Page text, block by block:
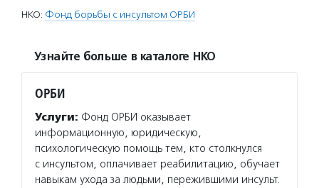
НКО: Фонд борьбы с инсультом ОРБИ
Узнайте больше в каталоге НКО
ОРБИ
Услуги: Фонд ОРБИ оказывает
информационную, юридическую,
психологическую помощь тем, кто столкнулся
с инсультом, оплачивает реабилитацию, обучает
навыкам ухода за людьми, пережившими инсульт.